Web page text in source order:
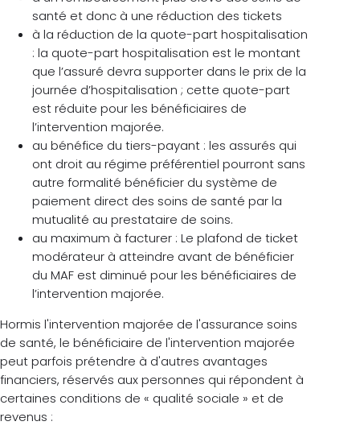
santé et donc à une réduction des tickets
à la réduction de la quote-part hospitalisation
: la quote-part hospitalisation est le montant
que l’assuré devra supporter dans le prix de la
journée d’hospitalisation ; cette quote-part
est réduite pour les bénéficiaires de
l’intervention majorée.
au bénéfice du tiers-payant : les assurés qui
ont droit au régime préférentiel pourront sans
autre formalité bénéficier du système de
paiement direct des soins de santé par la
mutualité au prestataire de soins.
au maximum à facturer : Le plafond de ticket
modérateur à atteindre avant de bénéficier
du MAF est diminué pour les bénéficiaires de
l’intervention majorée.
Hormis l'intervention majorée de l'assurance soins
de santé, le bénéficiaire de l'intervention majorée
peut parfois prétendre à d'autres avantages
financiers, réservés aux personnes qui répondent à
certaines conditions de « qualité sociale » et de
revenus :